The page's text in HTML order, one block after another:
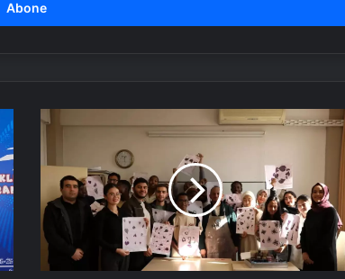
Kocaelispor, kalecisine veda etti!
Galatasaray’a dönüyor
Serjoy : Dijital Medya Ajansı, Google
Reklam Ajansı, SEO Ajansı ve Web
Tasarım Ajansı
KAYMEK'ten
Ebru
Workshop'u